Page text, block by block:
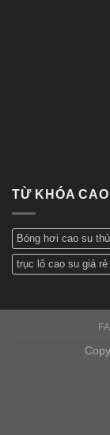
TỪ KHÓA CAO
Bóng hơi cao su
trục lô cao su giá rẻ